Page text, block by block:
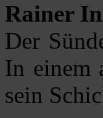
Rainer
Der
In einem
sein